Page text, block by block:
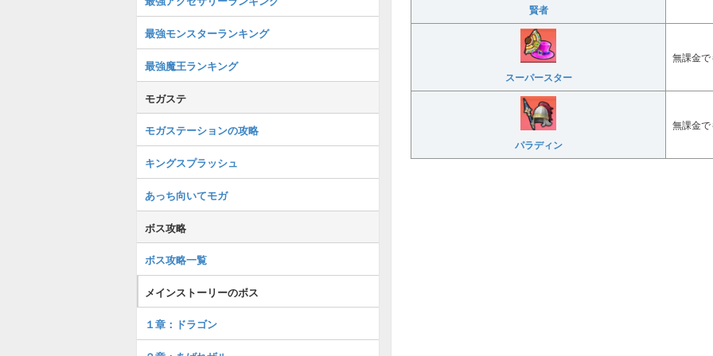
賢者
スーパースター
無課金で
パラディン
無課金で
最強モンスターランキング
最強魔王ランキング
モガステ
モガステーションの攻略
キングスプラッシュ
あっち向いてモガ
ボス攻略
ボス攻略一覧
メインストーリーのボス
１章：ドラゴン